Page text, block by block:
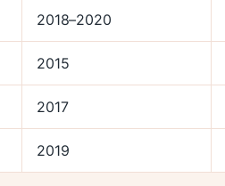
2018–2020
2015
2017
2019